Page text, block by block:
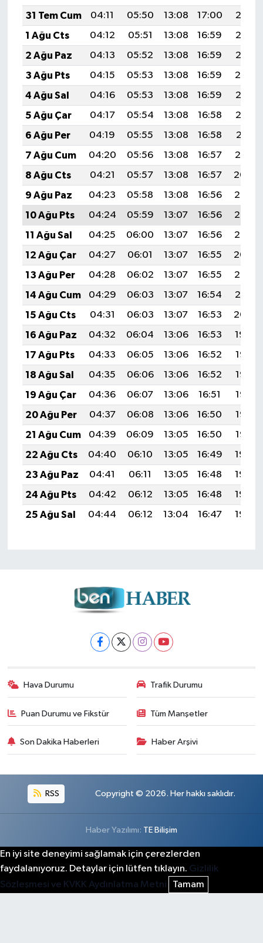
31 Tem Cum
04:11 05:50 13:08 17:00
20:17
1 Ağu Cts
04:12 05:51 13:08 16:59
20:16
2 Ağu Paz
04:13 05:52 13:08 16:59
20:15
3 Ağu Pts
04:15 05:53 13:08 16:59
20:14
4 Ağu Sal
04:16 05:53 13:08 16:59
20:13
5 Ağu Çar
04:17 05:54 13:08 16:58
20:12
6 Ağu Per
04:19 05:55 13:08 16:58
20:11
7 Ağu Cum
04:20 05:56 13:08 16:57
20:10
8 Ağu Cts
04:21 05:57 13:08 16:57
20:09
9 Ağu Paz
04:23 05:58 13:08 16:56
20:07
10 Ağu Pts
04:24 05:59 13:07 16:56
20:06
11 Ağu Sal
04:25 06:00 13:07 16:56
20:05
12 Ağu Çar
04:27 06:01 13:07 16:55
20:04
13 Ağu Per
04:28 06:02 13:07 16:55
20:02
14 Ağu Cum
04:29 06:03 13:07 16:54
20:01
15 Ağu Cts
04:31 06:03 13:07 16:53
20:00
16 Ağu Paz
04:32 06:04 13:06 16:53
19:59
17 Ağu Pts
04:33 06:05 13:06 16:52
19:57
18 Ağu Sal
04:35 06:06 13:06 16:52
19:56
19 Ağu Çar
04:36 06:07 13:06 16:51
19:55
20 Ağu Per
04:37 06:08 13:06 16:50
19:53
21 Ağu Cum
04:39 06:09 13:05 16:50
19:52
22 Ağu Cts
04:40 06:10 13:05 16:49
19:50
23 Ağu Paz
04:41 06:11 13:05 16:48
19:49
24 Ağu Pts
04:42 06:12 13:05 16:48
19:48
25 Ağu Sal
04:44 06:12 13:04 16:47 19:46
Hava Durumu Trafik Durumu
Puan Durumu ve Fikstür Tüm Manşetler
Son Dakika Haberleri Haber Arşivi
RSS Copyright © 2026. Her hakkı saklıdır.
Haber Yazılımı: TE Bilişim
En iyi site deneyimi sağlamak için çerezlerden
faydalanıyoruz. Detaylar için lütfen tıklayın. Gizlilik
Sözleşmesi ve KVKK Aydınlatma Metni
Tamam